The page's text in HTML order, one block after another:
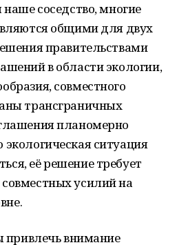
соседство, многие
общими для двух
правительствами
в области экологии,
совместного
трансграничных
планомерно
ситуация
её решение требует
усилий на
привлечь внимание